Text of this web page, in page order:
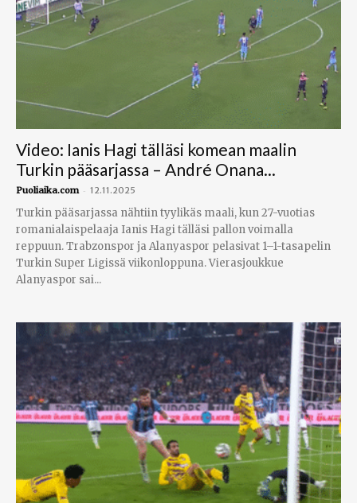
Video: Ianis Hagi tälläsi komean maalin
Turkin pääsarjassa – André Onana...
Puoliaika.com - 12.11.2025
Turkin pääsarjassa nähtiin tyylikäs maali, kun 27-vuotias
romanialaispelaaja Ianis Hagi tälläsi pallon voimalla
reppuun. Trabzonspor ja Alanyaspor pelasivat 1–1-tasapelin
Turkin Super Ligissä viikonloppuna. Vierasjoukkue
Alanyaspor sai...